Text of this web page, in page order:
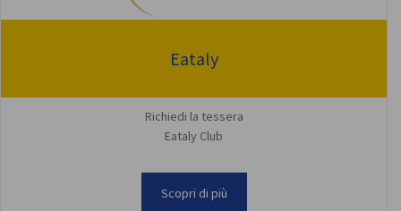
Eataly
Richiedi la tessera
Eataly Club
Scopri di più